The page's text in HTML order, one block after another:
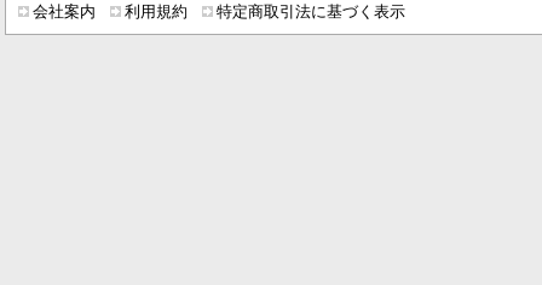
会社案内 利用規約 特定商取引法に基づく表示